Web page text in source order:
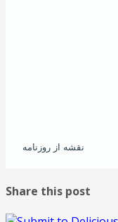
Share this post